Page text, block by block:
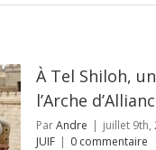
À Tel Shiloh,
l’Arche
ParAndre | juillet 9th,
JUIF | 0 commentaire